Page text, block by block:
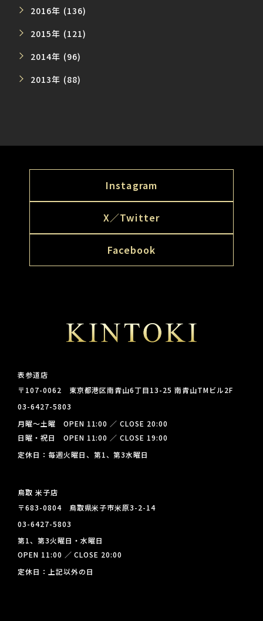
2016年 (136)
2015年 (121)
2014年 (96)
2013年 (88)
Instagram
X／Twitter
Facebook
表参道店
〒107-0062 東京都港区南青山6丁目13-25 南青山TMビル2F
03-6427-5803
月曜～土曜 OPEN 11:00 ／ CLOSE 20:00
日曜・祝日 OPEN 11:00 ／ CLOSE 19:00
定休日：毎週火曜日、第1、第3水曜日
鳥取 米子店
〒683-0804 鳥取県米子市米原3-2-14
03-6427-5803
第1、第3火曜日・水曜日
OPEN 11:00 ／ CLOSE 20:00
定休日：上記以外の日